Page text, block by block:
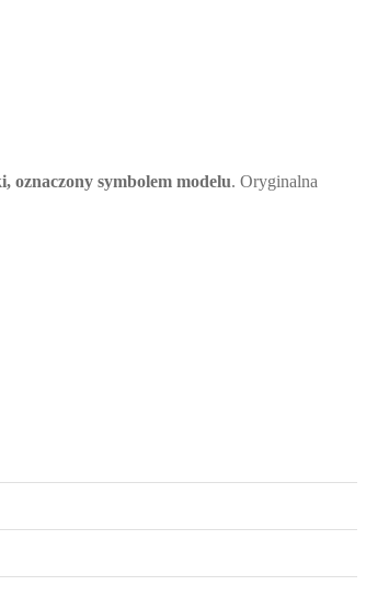
oznaczony symbolem modelu. Oryginalna